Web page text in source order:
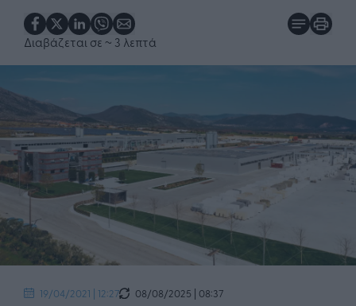
Διαβάζεται σε ~ 3 λεπτά
19/04/2021 | 12:27
08/08/2025 | 08:37